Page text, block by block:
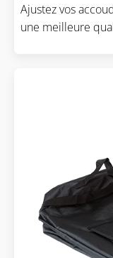
Ajustez vos
une meilleure